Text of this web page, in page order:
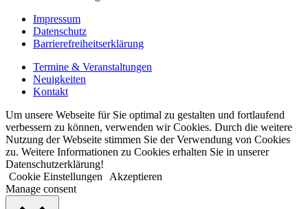
Impressum
Datenschutz
Barrierefreiheitserklärung
Termine & Veranstaltungen
Neuigkeiten
Kontakt
Um unsere Webseite für Sie optimal zu gestalten und fortlaufend
verbessern zu können, verwenden wir Cookies. Durch die weitere
Nutzung der Webseite stimmen Sie der Verwendung von Cookies
zu. Weitere Informationen zu Cookies erhalten Sie in unserer
Datenschutzerklärung!
Cookie Einstellungen
Akzeptieren
Manage consent